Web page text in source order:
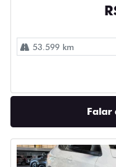
53.599 km
Falar